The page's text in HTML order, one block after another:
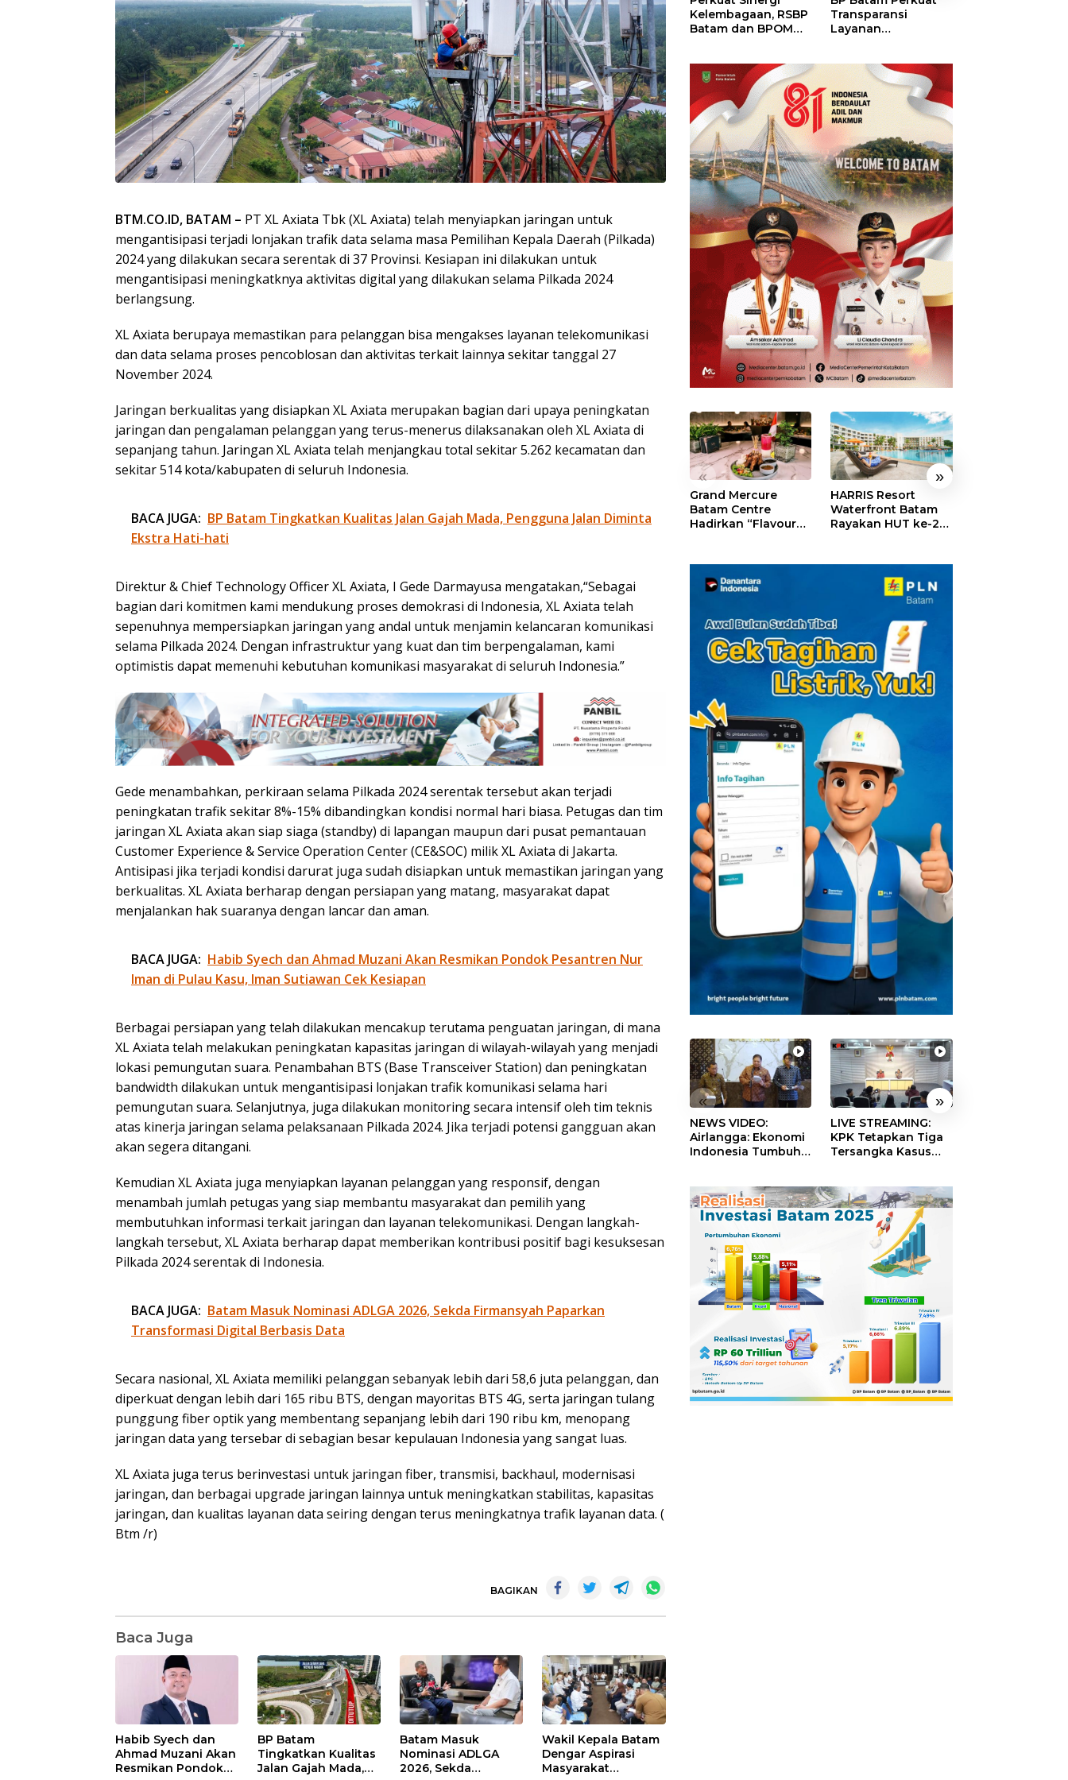
BTM.CO.ID, BATAM – PT XL Axiata Tbk (XL Axiata) telah menyiapkan jaringan untuk
mengantisipasi terjadi lonjakan trafik data selama masa Pemilihan Kepala Daerah (Pilkada)
2024 yang dilakukan secara serentak di 37 Provinsi. Kesiapan ini dilakukan untuk
mengantisipasi meningkatknya aktivitas digital yang dilakukan selama Pilkada 2024
berlangsung.
XL Axiata berupaya memastikan para pelanggan bisa mengakses layanan telekomunikasi
dan data selama proses pencoblosan dan aktivitas terkait lainnya sekitar tanggal 27
November 2024.
Jaringan berkualitas yang disiapkan XL Axiata merupakan bagian dari upaya peningkatan
jaringan dan pengalaman pelanggan yang terus-menerus dilaksanakan oleh XL Axiata di
sepanjang tahun. Jaringan XL Axiata telah menjangkau total sekitar 5.262 kecamatan dan
sekitar 514 kota/kabupaten di seluruh Indonesia.
BACA JUGA: BP Batam Tingkatkan Kualitas Jalan Gajah Mada, Pengguna Jalan Diminta
Ekstra Hati-hati
Direktur & Chief Technology Officer XL Axiata, I Gede Darmayusa mengatakan,“Sebagai
bagian dari komitmen kami mendukung proses demokrasi di Indonesia, XL Axiata telah
sepenuhnya mempersiapkan jaringan yang andal untuk menjamin kelancaran komunikasi
selama Pilkada 2024. Dengan infrastruktur yang kuat dan tim berpengalaman, kami
optimistis dapat memenuhi kebutuhan komunikasi masyarakat di seluruh Indonesia.”
Gede menambahkan, perkiraan selama Pilkada 2024 serentak tersebut akan terjadi
peningkatan trafik sekitar 8%-15% dibandingkan kondisi normal hari biasa. Petugas dan tim
jaringan XL Axiata akan siap siaga (standby) di lapangan maupun dari pusat pemantauan
Customer Experience & Service Operation Center (CE&SOC) milik XL Axiata di Jakarta.
Antisipasi jika terjadi kondisi darurat juga sudah disiapkan untuk memastikan jaringan yang
berkualitas. XL Axiata berharap dengan persiapan yang matang, masyarakat dapat
menjalankan hak suaranya dengan lancar dan aman.
BACA JUGA: Habib Syech dan Ahmad Muzani Akan Resmikan Pondok Pesantren Nur
Iman di Pulau Kasu, Iman Sutiawan Cek Kesiapan
Berbagai persiapan yang telah dilakukan mencakup terutama penguatan jaringan, di mana
XL Axiata telah melakukan peningkatan kapasitas jaringan di wilayah-wilayah yang menjadi
lokasi pemungutan suara. Penambahan BTS (Base Transceiver Station) dan peningkatan
bandwidth dilakukan untuk mengantisipasi lonjakan trafik komunikasi selama hari
pemungutan suara. Selanjutnya, juga dilakukan monitoring secara intensif oleh tim teknis
atas kinerja jaringan selama pelaksanaan Pilkada 2024. Jika terjadi potensi gangguan akan
akan segera ditangani.
Kemudian XL Axiata juga menyiapkan layanan pelanggan yang responsif, dengan
menambah jumlah petugas yang siap membantu masyarakat dan pemilih yang
membutuhkan informasi terkait jaringan dan layanan telekomunikasi. Dengan langkah-
langkah tersebut, XL Axiata berharap dapat memberikan kontribusi positif bagi kesuksesan
Pilkada 2024 serentak di Indonesia.
BACA JUGA: Batam Masuk Nominasi ADLGA 2026, Sekda Firmansyah Paparkan
Transformasi Digital Berbasis Data
Secara nasional, XL Axiata memiliki pelanggan sebanyak lebih dari 58,6 juta pelanggan, dan
diperkuat dengan lebih dari 165 ribu BTS, dengan mayoritas BTS 4G, serta jaringan tulang
punggung fiber optik yang membentang sepanjang lebih dari 190 ribu km, menopang
jaringan data yang tersebar di sebagian besar kepulauan Indonesia yang sangat luas.
XL Axiata juga terus berinvestasi untuk jaringan fiber, transmisi, backhaul, modernisasi
jaringan, dan berbagai upgrade jaringan lainnya untuk meningkatkan stabilitas, kapasitas
jaringan, dan kualitas layanan data seiring dengan terus meningkatnya trafik layanan data. (
Btm /r)
BAGIKAN
Baca Juga
Habib Syech dan
Ahmad Muzani Akan
Resmikan Pondok
BP Batam
Tingkatkan Kualitas
Jalan Gajah Mada,
Batam Masuk
Nominasi ADLGA
2026, Sekda
Wakil Kepala Batam
Dengar Aspirasi
Masyarakat
Kelembagaan, RSBP
Batam dan BPOM
Obat Aman
Transparansi
Layanan
Segera Hadir Melalui
LMS
« »
Grand Mercure
Batam Centre
Hadirkan “Flavours
dengan Cita Rasa
Kuliner Indonesia
HARRIS Resort
Waterfront Batam
Rayakan HUT ke-24,
24%
« »
NEWS VIDEO:
Airlangga: Ekonomi
Indonesia Tumbuh
LIVE STREAMING:
KPK Tetapkan Tiga
Tersangka Kasus
Pertamina